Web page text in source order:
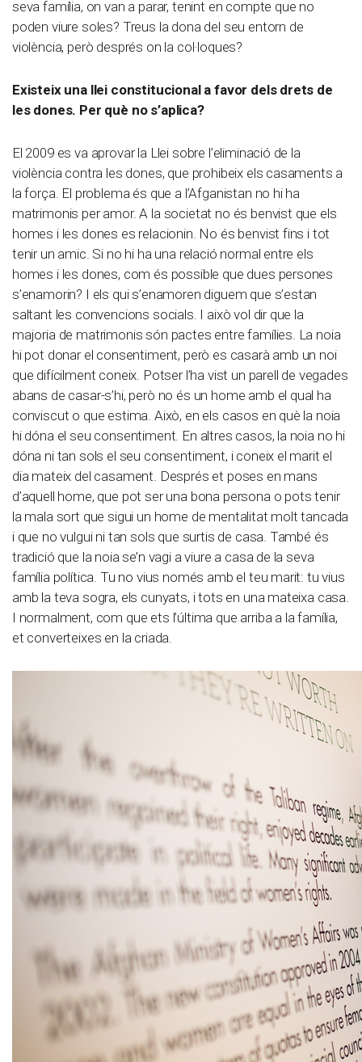
seva família, on van a parar, tenint en compte que no
poden viure soles? Treus la dona del seu entorn de
violència, però després on la col·loques?
Existeix una llei constitucional a favor dels drets de
les dones. Per què no s’aplica?
El 2009 es va aprovar la Llei sobre l’eliminació de la
violència contra les dones, que prohibeix els casaments a
la força. El problema és que a l’Afganistan no hi ha
matrimonis per amor. A la societat no és benvist que els
homes i les dones es relacionin. No és benvist fins i tot
tenir un amic. Si no hi ha una relació normal entre els
homes i les dones, com és possible que dues persones
s’enamorin? I els qui s’enamoren diguem que s’estan
saltant les convencions socials. I això vol dir que la
majoria de matrimonis són pactes entre famílies. La noia
hi pot donar el consentiment, però es casarà amb un noi
que difícilment coneix. Potser l’ha vist un parell de vegades
abans de casar-s’hi, però no és un home amb el qual ha
conviscut o que estima. Això, en els casos en què la noia
hi dóna el seu consentiment. En altres casos, la noia no hi
dóna ni tan sols el seu consentiment, i coneix el marit el
dia mateix del casament. Després et poses en mans
d’aquell home, que pot ser una bona persona o pots tenir
la mala sort que sigui un home de mentalitat molt tancada
i que no vulgui ni tan sols que surtis de casa. També és
tradició que la noia se’n vagi a viure a casa de la seva
família política. Tu no vius només amb el teu marit: tu vius
amb la teva sogra, els cunyats, i tots en una mateixa casa.
I normalment, com que ets l’última que arriba a la família,
et converteixes en la criada.